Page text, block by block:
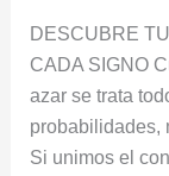
DESCUBRE
CADA SIGNO
azar se trata
probabilidades,
Si unimos el